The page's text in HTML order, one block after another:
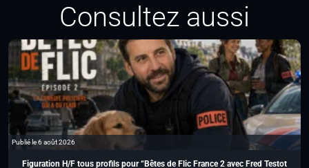
Consultez aussi
Publié le 6 août 2026
Figuration H/F tous profils pour “Bêtes de Flic France 2 avec Fred Testot